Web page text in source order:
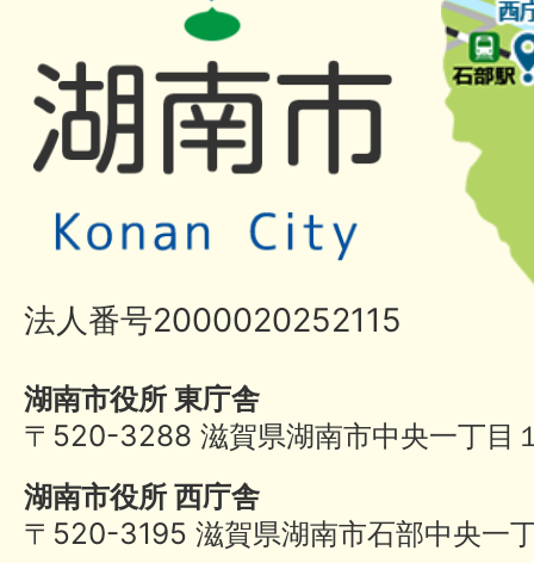
法人番号2000020252115
湖南市役所 東庁舎
〒520-3288 滋賀県湖南市中央一丁目
湖南市役所 西庁舎
〒520-3195 滋賀県湖南市石部中央一